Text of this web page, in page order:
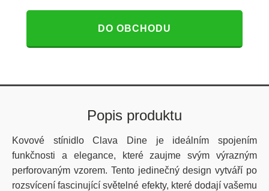
DO OBCHODU
Popis produktu
Kovové stínidlo Clava Dine je ideálním spojením
funkčnosti a elegance, které zaujme svým výrazným
perforovaným vzorem. Tento jedinečný design vytváří po
rozsvícení fascinující světelné efekty, které dodají vašemu